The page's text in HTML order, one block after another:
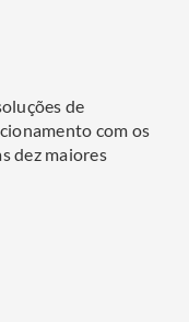
de
com os
dez maiores